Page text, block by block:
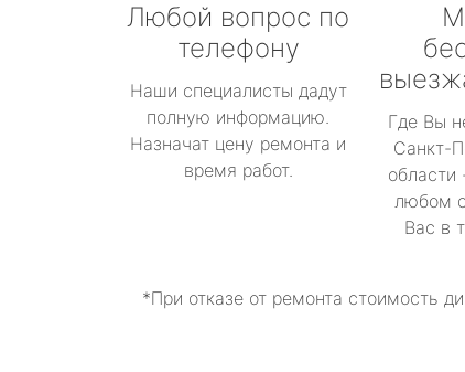
Любой вопрос по
телефону
Наши специалисты дадут
полную информацию.
Назначат цену ремонта и
время работ.
Где Вы
Санкт-
любом
Вас в
*При отказе от ремонта стоимость